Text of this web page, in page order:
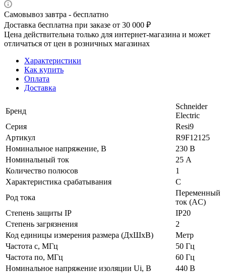
Самовывоз завтра - бесплатно
Доставка бесплатна при заказе от 30 000 ₽
Цена действительна только для интернет-магазина и может
отличаться от цен в розничных магазинах
Характеристики
Как купить
Оплата
Доставка
Бренд
Schneider
Electric
Серия
Resi9
Артикул
R9F12125
Номинальное напряжение, В
230 В
Номинальный ток
25 А
Количество полюсов
1
Характеристика срабатывания
C
Род тока
Переменный
ток (AC)
Степень защиты IP
IP20
Степень загрязнения
2
Код единицы измерения размера (ДхШхВ)
Метр
Частота с, МГц
50 Гц
Частота по, МГц
60 Гц
Номинальное напряжение изоляции Ui, В
440 В